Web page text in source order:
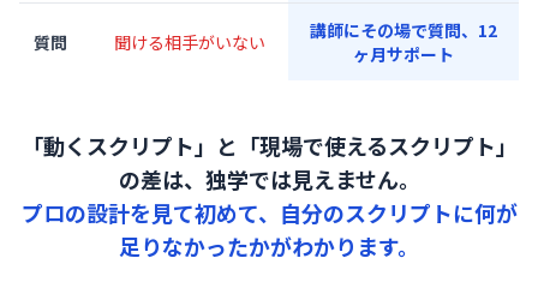
質問 聞ける相手がいない
講師にその場で質問、12
ヶ月サポート
「動くスクリプト」と「現場で使えるスクリプト」
の差は、独学では見えません。
プロの設計を見て初めて、自分のスクリプトに何が
足りなかったかがわかります。